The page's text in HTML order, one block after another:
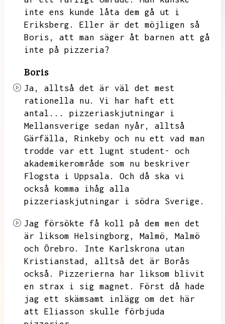
inte ens kunde låta dem gå ut i
Eriksberg.
Eller är det möjligen så
Boris,
att man säger åt barnen att gå
inte på pizzeria?
Boris
Ja,
alltså det är väl det mest
rationella nu.
Vi har haft ett
antal...
pizzeriaskjutningar i
Mellansverige sedan nyår,
alltså
Gärfälla,
Rinkeby och nu ett vad man
trodde var ett lugnt student- och
akademikerområde som nu beskriver
Flogsta i Uppsala.
Och då ska vi
också komma ihåg alla
pizzeriaskjutningar i södra Sverige.
Jag försökte få koll på dem men det
är liksom Helsingborg,
Malmö,
Malmö
och Örebro.
Inte Karlskrona utan
Kristianstad,
alltså det är Borås
också.
Pizzerierna har liksom blivit
en strax i sig magnet.
Först då hade
jag ett skämsamt inlägg om det här
att Eliasson skulle förbjuda